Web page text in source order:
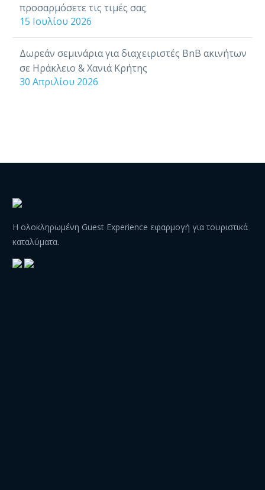
προσαρμόσετε τις τιμές σας
15 Ιουλίου 2026
Δωρεάν σεμινάρια για διαχειριστές BnB ακινήτων
σε Ηράκλειο & Χανιά Κρήτης
30 Απριλίου 2026
Η ολοκληρωμένη Guest Experience εφαρμογή για τουριστικά
καταλύματα.